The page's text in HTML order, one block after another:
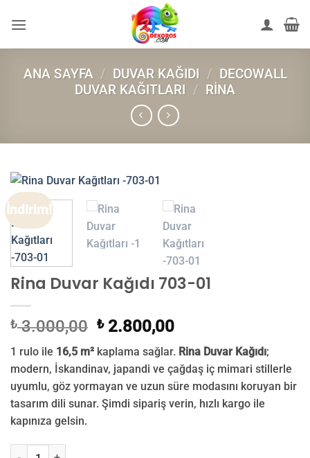
atla
ANA SAYFA / DUVAR KAĞIDI / DECOWALL
DUVAR KAĞITLARI / RINA
İndirim!
Rina Duvar Kağıdı 703-01
₺3.000,00 Orijinal
fiyat:
₺ 3.000,00.
₺2.800,00Şu
andaki
fiyat:
₺ 2.800,00.
1 rulo ile 16,5 m² kaplama sağlar. Rina Duvar Kağıdı;
modern, İskandinav, japandi ve çağdaş iç mimari stillerle
uyumlu, göz yormayan ve uzun süre modasını koruyan bir
tasarım dili sunar. Şimdi sipariş verin, hızlı kargo ile
kapınıza gelsin.
Rina Duvar Kağıdı 703-01 adet